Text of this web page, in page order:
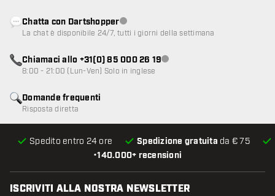
•140.000+ recensioni
Spedito entro 24 ore Spedizione gratuita da € 75
Domande frequenti
Risposta diretta
Chatta con DartshopperServizio clienti non disponibile
La chat è disponibile 24/7, tutti i giorni della settimana
Chiamaci allo +31(0) 85 000 26 19Servizio clienti non disponibile
8:00 - 21:00 (Lun-Ven) Solo in inglese
ISCRIVITI ALLA NOSTRA NEWSLETTER